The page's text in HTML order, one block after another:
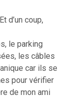
d’un coup,
le parking
les câbles
car ils se
pour vérifier
de mon ami